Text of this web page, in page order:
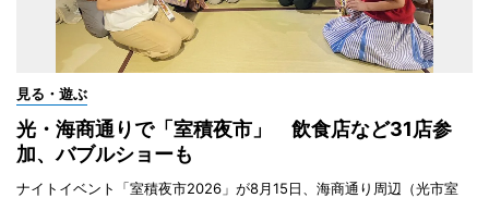
見る・遊ぶ
光・海商通りで「室積夜市」 飲食店など31店参
加、バブルショーも
ナイトイベント「室積夜市2026」が8月15日、海商通り周辺（光市室